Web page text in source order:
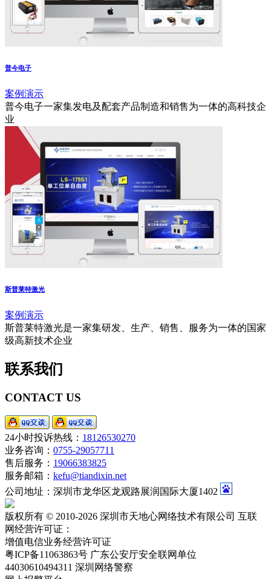
普今电子
案例演示
普今电子一家集发电及配套产品制造和销售为一体的高科技企
业
斯普莱特激光
案例演示
斯普莱特激光是一家集研发、生产、销售、服务为一体的国家
级高新技术企业
联系我们
CONTACT US
24小时投诉热线： 18126530270
业务咨询： 0755-29057711
售后服务： 19066383825
服务邮箱： kefu@tiandixin.net
公司地址：深圳市龙华区龙观路展润国际大厦1402
版权所有 © 2010-2026 深圳市天地心网络技术有限公司 互联
网经营许可证：
增值电信业务经营许可证
粤ICP备11063863号 广东公安厅安全联网单位
44030610494311 深圳网络警察